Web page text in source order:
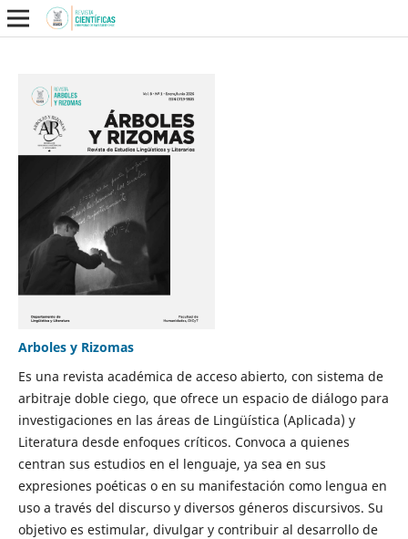
Arboles y Rizomas
Es una revista académica de acceso abierto, con sistema de
arbitraje doble ciego, que ofrece un espacio de diálogo para
investigaciones en las áreas de Lingüística (Aplicada) y
Literatura desde enfoques críticos. Convoca a quienes
centran sus estudios en el lenguaje, ya sea en sus
expresiones poéticas o en su manifestación como lengua en
uso a través del discurso y diversos géneros discursivos. Su
objetivo es estimular, divulgar y contribuir al desarrollo de